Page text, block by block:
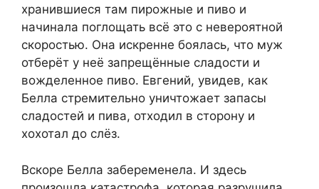
хранившиеся там пирожные и пиво и
начинала поглощать всё это с невероятной
скоростью. Она искренне боялась, что муж
отберёт у неё запрещённые сладости и
вожделенное пиво. Евгений, увидев, как
Белла стремительно уничтожает запасы
сладостей и пива, отходил в сторону и
хохотал до слёз.
Вскоре Белла забеременела. И здесь